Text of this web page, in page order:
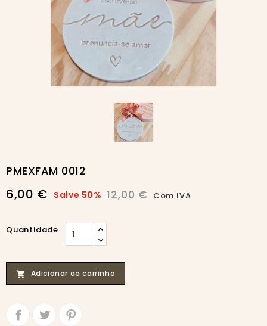
-50%
PMEXFAM 0012
6,00 € Salve 50% 12,00 € Com IVA
Quantidade
 Adicionar ao carrinho